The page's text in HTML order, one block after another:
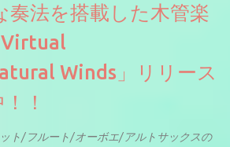
奏法を搭載した木管楽
Virtual
Winds」リリース
！
ット/フルート/オーボエ/アルトサックスの